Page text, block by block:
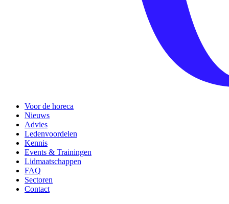
Voor de horeca
Nieuws
Advies
Ledenvoordelen
Kennis
Events & Trainingen
Lidmaatschappen
FAQ
Sectoren
Contact